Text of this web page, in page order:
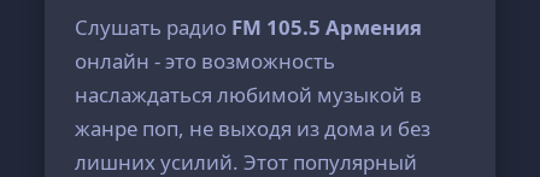
Слушать радио FM 105.5 Армения
онлайн - это возможность
наслаждаться любимой музыкой в
жанре поп, не выходя из дома и без
лишних усилий. Этот популярный